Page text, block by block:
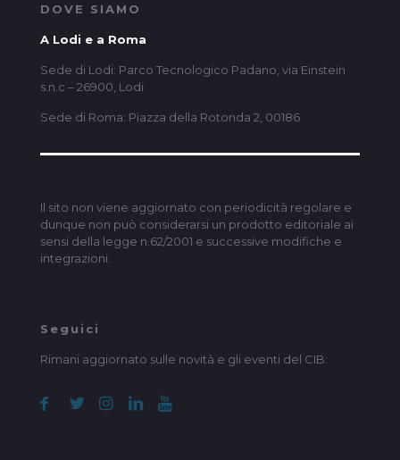
DOVE SIAMO
A Lodi e a Roma
Sede di Lodi: Parco Tecnologico Padano, via Einstein
s.n.c – 26900, Lodi
Sede di Roma: Piazza della Rotonda 2, 00186
Il sito non viene aggiornato con periodicità regolare e
dunque non può considerarsi un prodotto editoriale ai
sensi della legge n.62/2001 e successive modifiche e
integrazioni.
Seguici
Rimani aggiornato sulle novità e gli eventi del CIB: